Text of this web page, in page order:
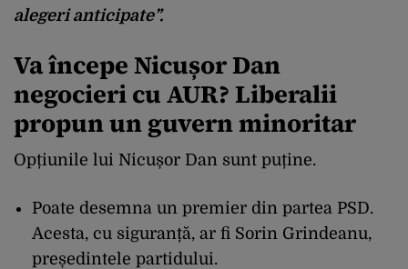
alegeri anticipate”.
Va începe Nicușor Dan
negocieri cu AUR? Liberalii
propun un guvern minoritar
Opțiunile lui Nicușor Dan sunt puține.
Poate desemna un premier din partea PSD.
Acesta, cu siguranță, ar fi Sorin Grindeanu,
președintele partidului.